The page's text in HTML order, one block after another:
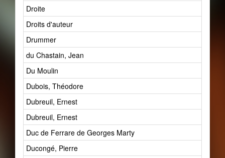
Droite
Droits d'auteur
Drummer
du Chastain, Jean
Du Moulin
Dubois, Théodore
Dubreuil, Ernest
Dubreuil, Ernest
Duc de Ferrare de Georges Marty
Ducongé, Pierre